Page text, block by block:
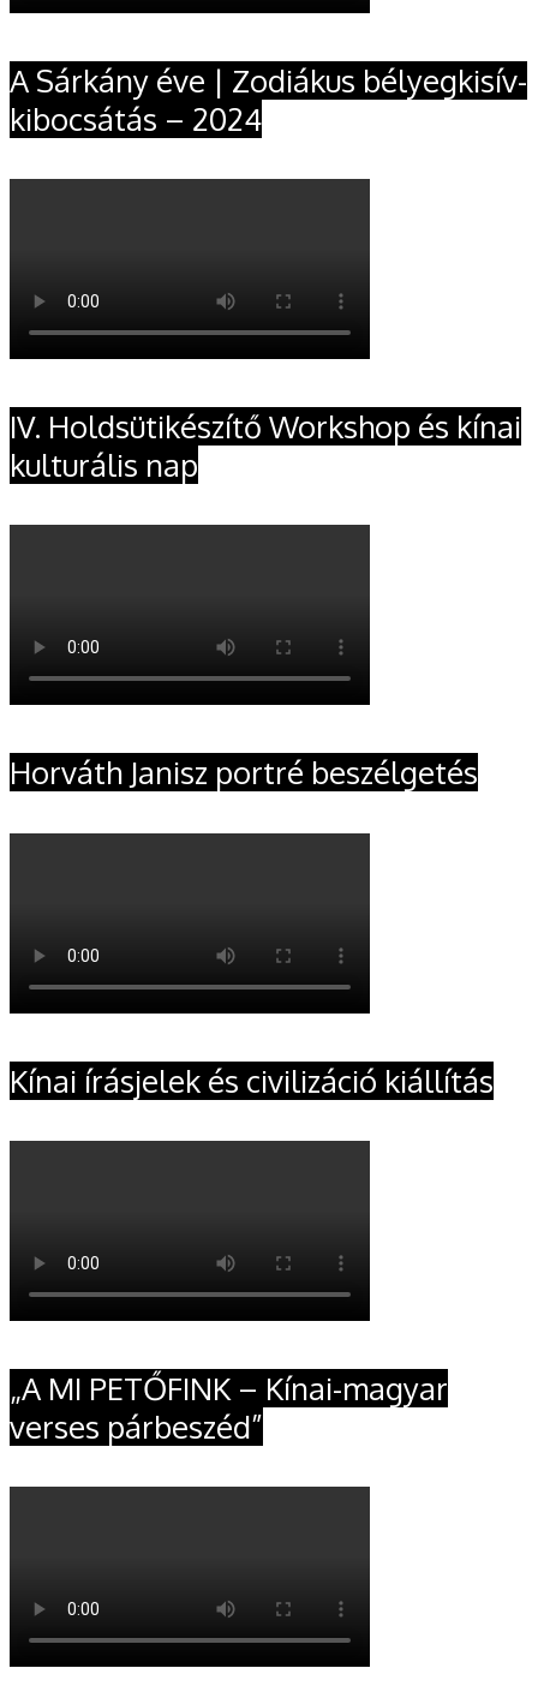
A Sárkány éve | Zodiákus bélyegkisív-
kibocsátás – 2024
IV. Holdsütikészítő Workshop és kínai
kulturális nap
Horváth Janisz portré beszélgetés
Kínai írásjelek és civilizáció kiállítás
„A MI PETŐFINK – Kínai-magyar
verses párbeszéd”